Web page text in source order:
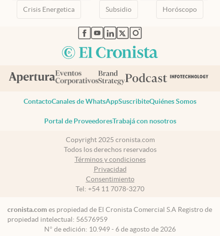
Crisis Energetica Subsidio Horóscopo
abre en nueva pestaña
abre en nueva pestaña
abre en nueva pestaña
abre en nueva pestaña
abre en nueva pestaña
ContactoCanales de WhatsAppSuscribiteQuiénes Somos
Portal de ProveedoresTrabajá con nosotros
Copyright 2025 cronista.com
Todos los derechos reservados
Términos y condiciones
Privacidad
Consentimiento
Tel: +54 11 7078-3270
cronista.com es propiedad de El Cronista Comercial S.A Registro de
propiedad intelectual: 56576959
N° de edición: 10.949 - 6 de agosto de 2026